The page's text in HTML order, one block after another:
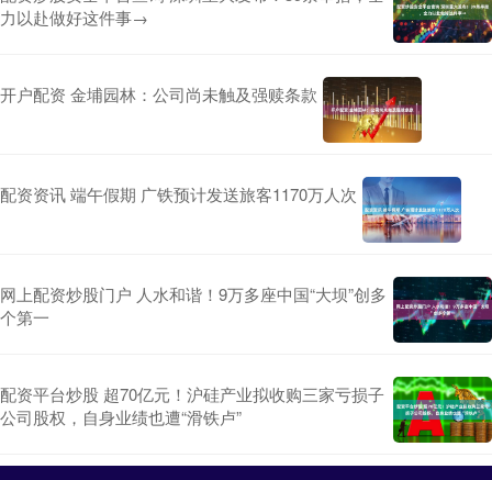
力以赴做好这件事→
开户配资 金埔园林：公司尚未触及强赎条款
配资资讯 端午假期 广铁预计发送旅客1170万人次
网上配资炒股门户 人水和谐！9万多座中国“大坝”创多
个第一
配资平台炒股 超70亿元！沪硅产业拟收购三家亏损子
公司股权，自身业绩也遭“滑铁卢”